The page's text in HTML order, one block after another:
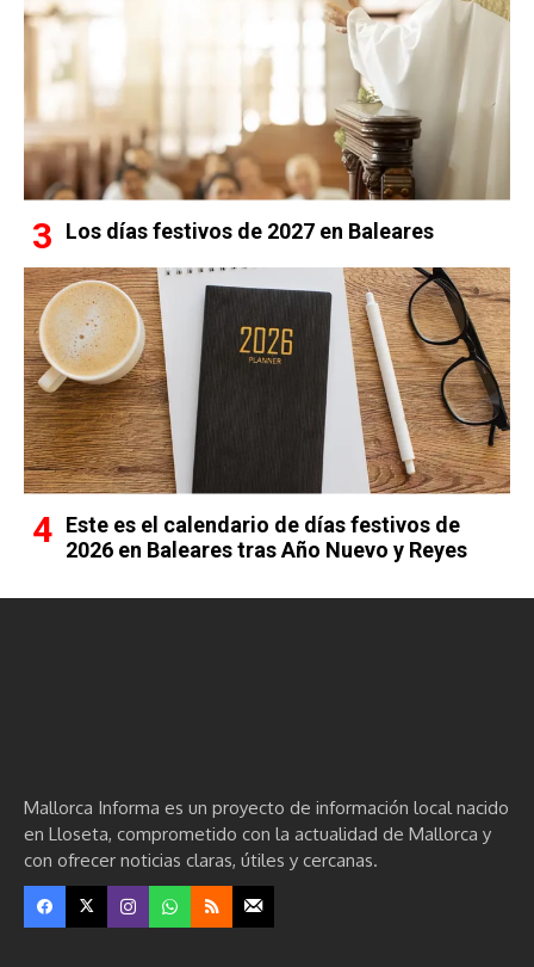
Los días festivos de 2027 en Baleares
Este es el calendario de días festivos de
2026 en Baleares tras Año Nuevo y Reyes
Mallorca Informa es un proyecto de información local nacido
en Lloseta, comprometido con la actualidad de Mallorca y
con ofrecer noticias claras, útiles y cercanas.